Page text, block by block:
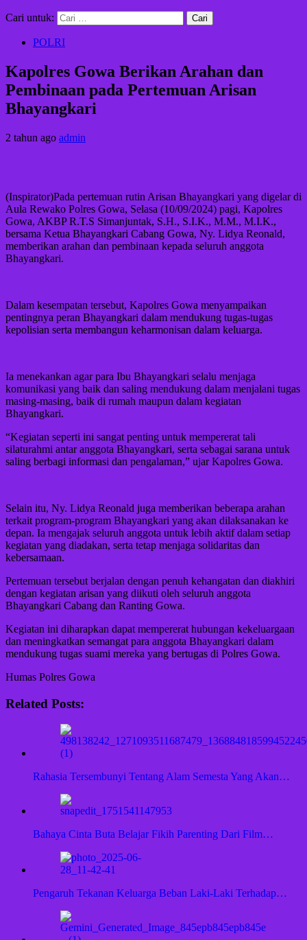
Cari untuk:
POLRI
Kapolres Gowa Berikan Arahan dan
Pembinaan pada Pertemuan Arisan
Bhayangkari
2 tahun ago admin
(Inspirator)Pada pertemuan rutin Arisan Bhayangkari yang digelar di
Aula Rewako Polres Gowa, Selasa (10/09/2024) pagi, Kapolres
Gowa, AKBP R.T.S Simanjuntak, S.H., S.I.K., M.M., M.I.K.,
bersama Ketua Bhayangkari Cabang Gowa, Ny. Lidya Reonald,
memberikan arahan dan pembinaan kepada seluruh anggota
Bhayangkari.
Dalam kesempatan tersebut, Kapolres Gowa menyampaikan
pentingnya peran Bhayangkari dalam mendukung tugas-tugas
kepolisian serta membangun keharmonisan dalam keluarga.
Ia menekankan agar para Ibu Bhayangkari selalu menjaga
komunikasi yang baik dan saling mendukung dalam menjalani tugas
masing-masing, baik di rumah maupun dalam kegiatan
Bhayangkari.
“Kegiatan seperti ini sangat penting untuk mempererat tali
silaturahmi antar anggota Bhayangkari, serta sebagai sarana untuk
saling berbagi informasi dan pengalaman,” ujar Kapolres Gowa.
Selain itu, Ny. Lidya Reonald juga memberikan beberapa arahan
terkait program-program Bhayangkari yang akan dilaksanakan ke
depan. Ia mengajak seluruh anggota untuk lebih aktif dalam setiap
kegiatan yang diadakan, serta tetap menjaga solidaritas dan
kebersamaan.
Pertemuan tersebut berjalan dengan penuh kehangatan dan diakhiri
dengan kegiatan arisan yang diikuti oleh seluruh anggota
Bhayangkari Cabang dan Ranting Gowa.
Kegiatan ini diharapkan dapat mempererat hubungan kekeluargaan
dan meningkatkan semangat para anggota Bhayangkari dalam
mendukung tugas suami mereka yang bertugas di Polres Gowa.
Humas Polres Gowa
Related Posts:
Rahasia Tersembunyi Tentang Alam Semesta Yang Akan…
Bahaya Cinta Buta Belajar Fikih Parenting Dari Film…
Pengaruh Tekanan Keluarga Beban Laki-Laki Terhadap…